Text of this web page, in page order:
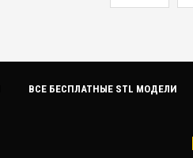
ВСЕ БЕСПЛАТНЫЕ STL МОДЕЛИ